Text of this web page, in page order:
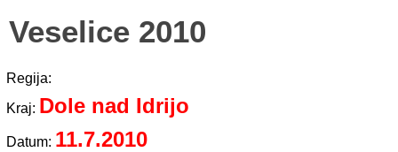
Veselice 2010
Regija:
Kraj: Dole nad Idrijo
Datum: 11.7.2010